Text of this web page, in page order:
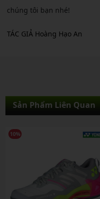
chúng tôi bạn nhé!
TÁC GIẢ Hoàng Hạo An
Sản Phẩm Liên Quan
10%